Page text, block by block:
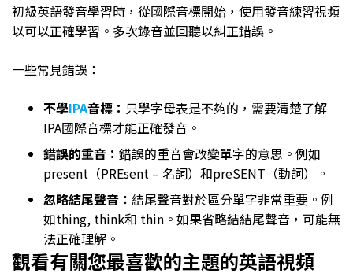
初級英語發音學習時，從國際音標開始，使用發音練習視頻
以可以正確學習。多次錄音並回聽以糾正錯誤。
一些常見錯誤：
不學IPA音標： 只學字母表是不夠的，需要清楚了解
IPA國際音標才能正確發音。
錯誤的重音： 錯誤的重音會改變單字的意思。例如
present（PREsent – 名詞）和preSENT（動詞）。
忽略結尾聲音 ：結尾聲音對於區分單字非常重要。例
如thing, think和 thin。如果省略結結尾聲音，可能無
法正確理解。
觀看有關您最喜歡的主題的英語視頻